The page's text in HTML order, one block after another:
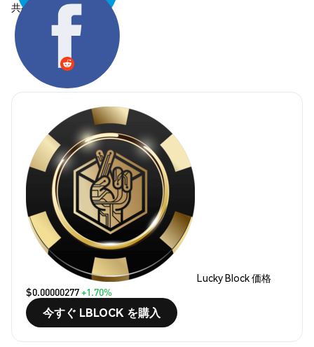
共有する:
Lucky Block 価格
$0.00000277+1.70%
今すぐ LBLOCK を購入